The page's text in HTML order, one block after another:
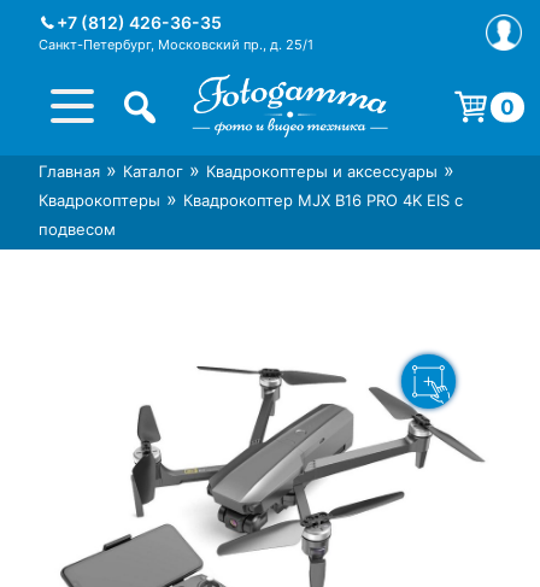
+7 (812) 426-36-35
Санкт-Петербург, Московский пр., д. 25/1
Интернет-магазин фототехники
Foto-Gamma в СПб
Магазин фотоаксессуаров foto-
gamma.ru
0
Корзина пуста.
Главная » Каталог » Квадрокоптеры и аксессуары »
Квадрокоптеры » Квадрокоптер MJX B16 PRO 4K EIS с
подвесом